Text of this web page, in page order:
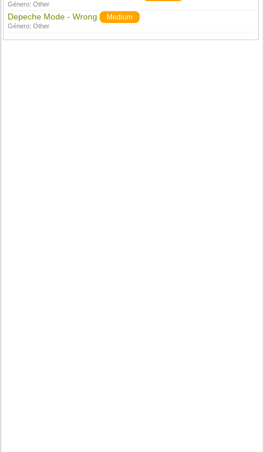
Género:Other
Depeche Mode - Wrong Medium
Género:Other